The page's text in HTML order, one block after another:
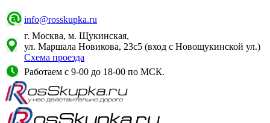
info@rosskupka.ru
г. Москва, м. Щукинская,
ул. Маршала Новикова, 23с5 (вход с Новощукинской ул.)
Схема проезда
Работаем с 9-00 до 18-00 по МСК.